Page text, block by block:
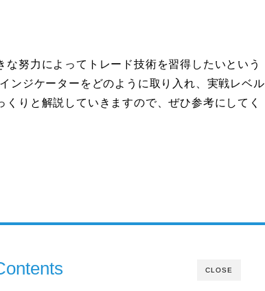
努力によってトレード技術を習得したいという
ンジケーターをどのように取り入れ、実戦レベル
りと解説していきますので、ぜひ参考にしてく
CLOSE